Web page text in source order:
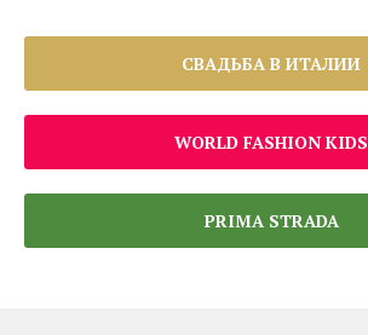
СВАДЬБА В ИТАЛИИ
WORLD FASHION KIDS
PRIMA STRADA